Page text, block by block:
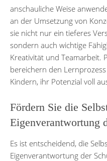
anschauliche Weise
an der Umsetzung von
sie nicht nur ein tieferes
sondern auch wichtige
Kreativität und Teamarbeit.
bereichern den
Kindern, ihr Potenzial voll
Fördern Sie die
Eigenverantwortung
Es ist entscheidend, die
Eigenverantwortung der